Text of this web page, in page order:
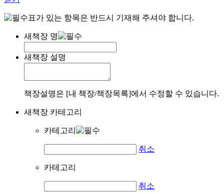
표가 있는 항목은 반드시 기재해 주셔야 합니다.
새책장 명
새책장 설명
책장설명은 [내 책장/책장목록]에서 수정할 수 있습니다.
새책장 카테고리
카테고리
취소
카테고리
취소